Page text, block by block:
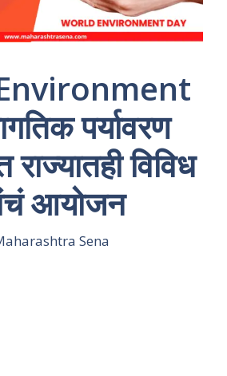
पर्यावरण
राज्यातही विविध
आयोजन
Sena